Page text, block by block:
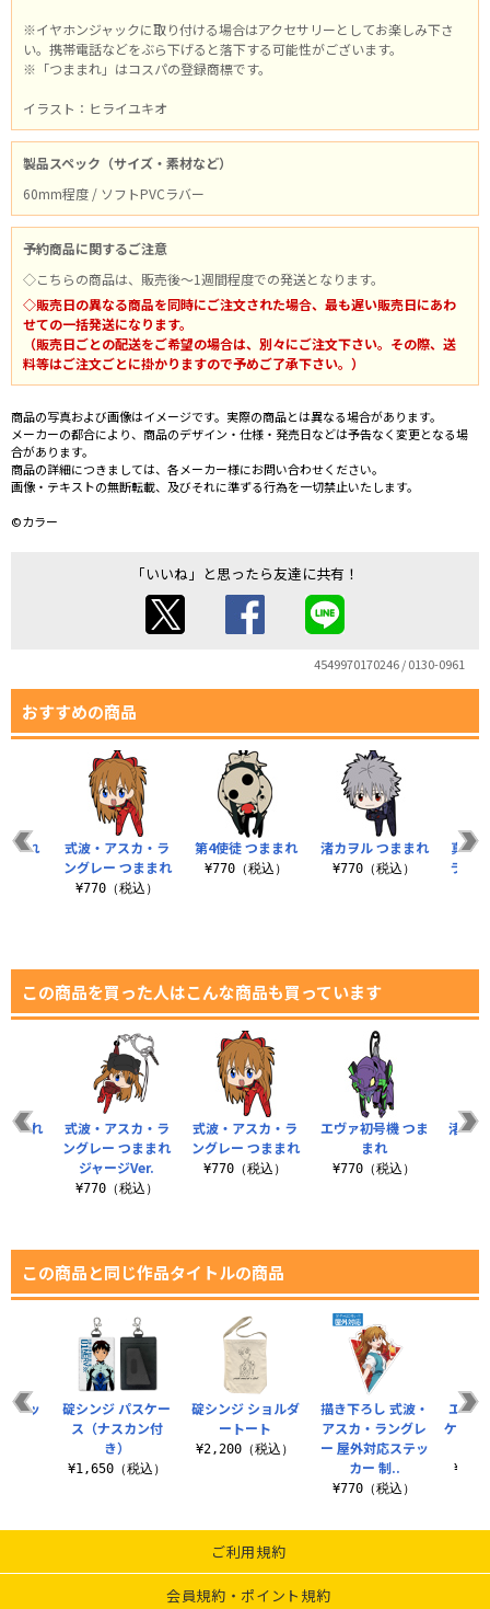
※イヤホンジャックに取り付ける場合はアクセサリーとしてお楽しみ下さ
い。携帯電話などをぶら下げると落下する可能性がございます。
※「つままれ」はコスパの登録商標です。
イラスト：ヒライユキオ
製品スペック（サイズ・素材など）
60mm程度 / ソフトPVCラバー
予約商品に関するご注意
◇こちらの商品は、販売後～1週間程度での発送となります。
◇販売日の異なる商品を同時にご注文された場合、最も遅い販売日にあわ
せての一括発送になります。
（販売日ごとの配送をご希望の場合は、別々にご注文下さい。その際、送
料等はご注文ごとに掛かりますので予めご了承下さい。）
商品の写真および画像はイメージです。実際の商品とは異なる場合があります。
メーカーの都合により、商品のデザイン・仕様・発売日などは予告なく変更となる場
合があります。
商品の詳細につきましては、各メーカー様にお問い合わせください。
画像・テキストの無断転載、及びそれに準ずる行為を一切禁止いたします。
©カラー
「いいね」と思ったら友達に共有！
4549970170246 / 0130-0961
おすすめの商品
第4使徒 つままれ
¥770（税込）
渚カヲル つままれ
¥770（税込）
真希
ラス
まれ
式波・アスカ・ラ
ングレー つままれ
¥770（税込）
この商品を買った人はこんな商品も買っています
式波・アスカ・ラ
ングレー つままれ
¥770（税込）
エヴァ初号機 つま
まれ
¥770（税込）
渚カ
まれ
式波・アスカ・ラ
ングレー つままれ
ジャージVer.
¥770（税込）
この商品と同じ作品タイトルの商品
碇シンジ ショルダ
ートート
¥2,200（税込）
描き下ろし 式波・
アスカ・ラングレ
ー 屋外対応ステッ
カー 制..
¥770（税込）
エヴ
ケース
ワッ
碇シンジ パスケー
ス（ナスカン付
き）
¥1,650（税込）
ご利用規約
会員規約・ポイント規約